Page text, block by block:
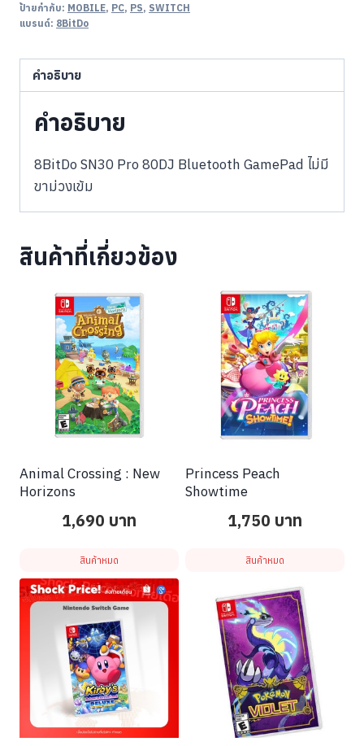
ป้ายกำกับ: MOBILE, PC, PS, SWITCH
แบรนด์: 8BitDo
คำอธิบาย
คำอธิบาย
8BitDo SN30 Pro 80DJ Bluetooth GamePad ไม่มี
ขาม่วงเข้ม
สินค้าที่เกี่ยวข้อง
Animal Crossing : New
Horizons
1,690 บาท
สินค้าหมด
Princess Peach
Showtime
1,750 บาท
สินค้าหมด